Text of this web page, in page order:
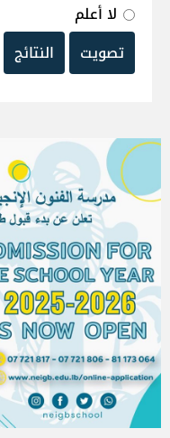
لا أعلم
تصويت
النتائج